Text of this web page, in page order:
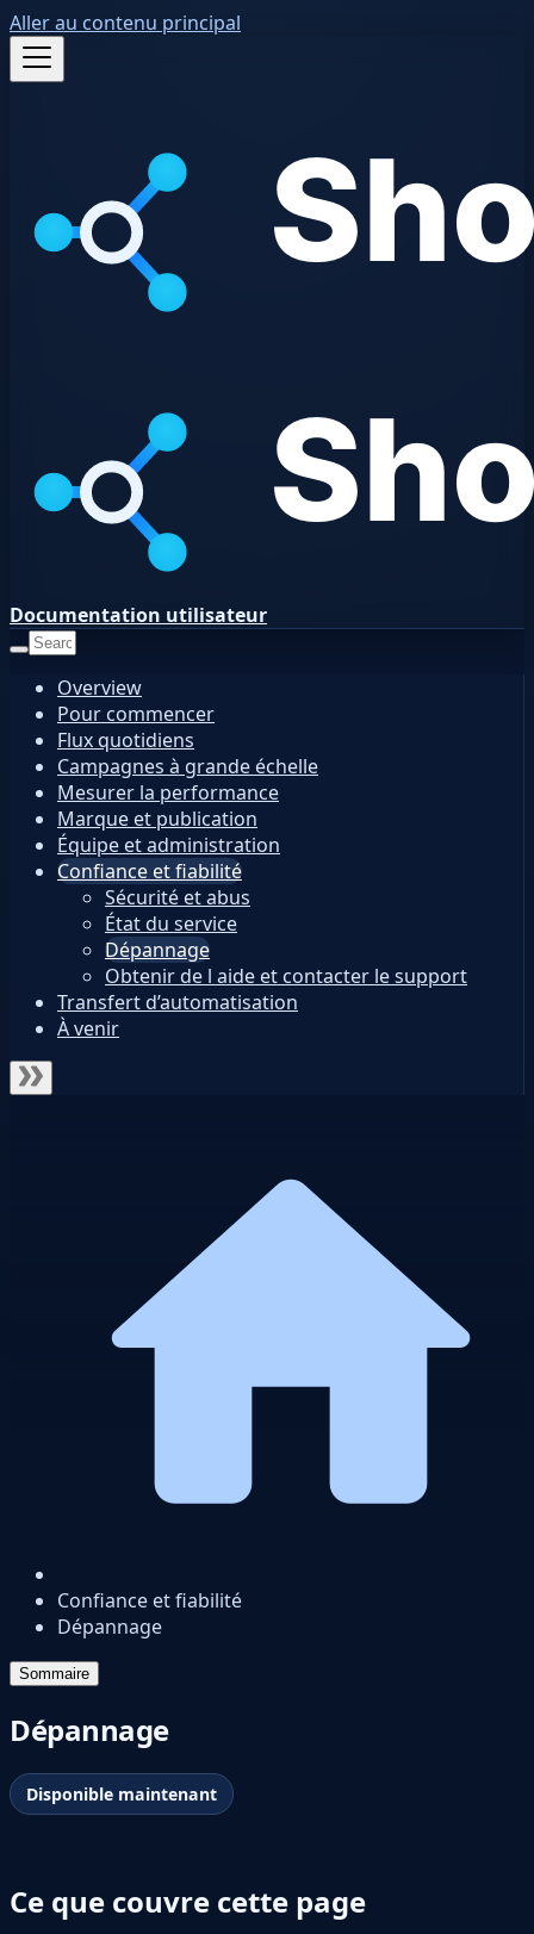
Aller au contenu principal
Documentation utilisateur
Overview
Pour commencer
Flux quotidiens
Campagnes à grande échelle
Mesurer la performance
Marque et publication
Équipe et administration
Confiance et fiabilité
Sécurité et abus
État du service
Dépannage
Obtenir de l aide et contacter le support
Transfert d’automatisation
À venir
Confiance et fiabilité
Dépannage
Sommaire
Dépannage
Disponible maintenant
Ce que couvre cette page